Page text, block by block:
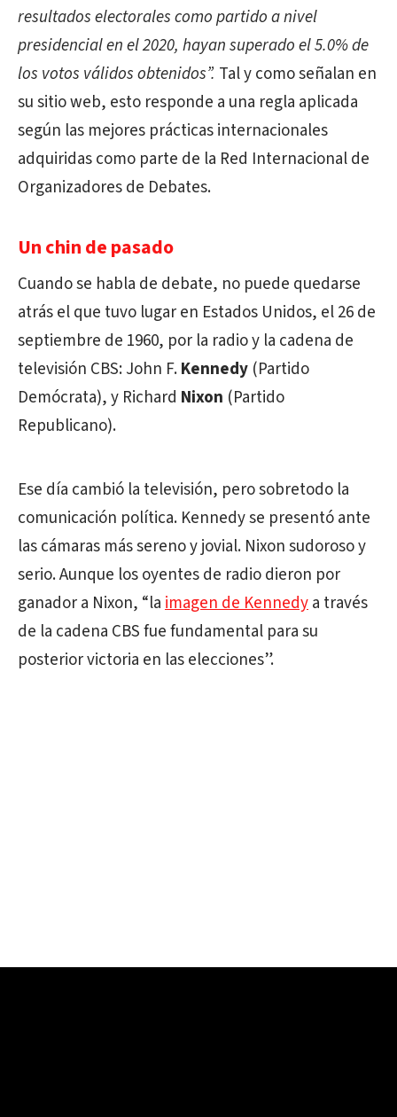
resultados electorales como partido a nivel
presidencial en el 2020, hayan superado el 5.0% de
los votos válidos obtenidos”. Tal y como señalan en
su sitio web, esto responde a una regla aplicada
según las mejores prácticas internacionales
adquiridas como parte de la Red Internacional de
Organizadores de Debates.
Un chin de pasado
Cuando se habla de debate, no puede quedarse
atrás el que tuvo lugar en Estados Unidos, el 26 de
septiembre de 1960, por la radio y la cadena de
televisión CBS: John F.Kennedy (Partido
Demócrata), y Richard Nixon (Partido
Republicano).
Ese día cambió la televisión, pero sobretodo la
comunicación política. Kennedy se presentó ante
las cámaras más sereno y jovial. Nixon sudoroso y
serio. Aunque los oyentes de radio dieron por
ganador a Nixon, “laimagen de Kennedya través
de la cadena CBS fue fundamental para su
posterior victoria en las elecciones”.